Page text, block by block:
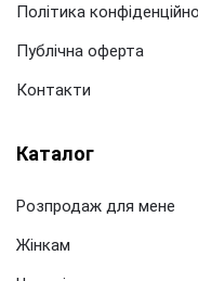
Політика
Публічна оферта
Контакти
Каталог
Розпродаж для мене
Жінкам